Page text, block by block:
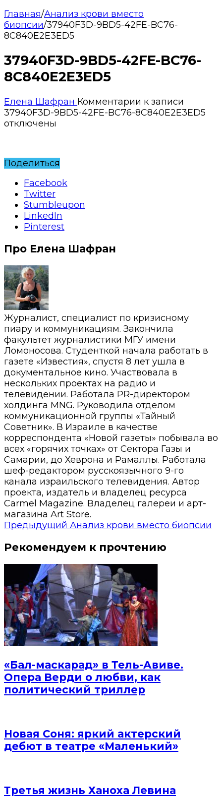
Главная/Анализ крови вместо
биопсии/37940F3D-9BD5-42FE-BC76-
8C840E2E3ED5
37940F3D-9BD5-42FE-BC76-
8C840E2E3ED5
Елена Шафран Комментарии к записи
37940F3D-9BD5-42FE-BC76-8C840E2E3ED5
отключены
Поделиться
Facebook
Twitter
Stumbleupon
LinkedIn
Pinterest
Про Елена Шафран
Журналист, специалист по кризисному
пиару и коммуникациям. Закончила
факультет журналистики МГУ имени
Ломоносова. Студенткой начала работать в
газете «Известия», спустя 8 лет ушла в
документальное кино. Участвовала в
нескольких проектах на радио и
телевидении. Работала PR-директором
холдинга MNG. Руководила отделом
коммуникационной группы «Тайный
Советник». В Израиле в качестве
корреспондента «Новой газеты» побывала во
всех «горячих точках» от Сектора Газы и
Самарии, до Хеврона и Рамаллы. Работала
шеф-редактором русскоязычного 9-го
канала израильского телевидения. Автор
проекта, издатель и владелец ресурса
Carmel Magazine. Владелец галереи и арт-
магазина Art Store.
Предыдущий Анализ крови вместо биопсии
Рекомендуем к прочтению
«Бал-маскарад» в Тель-Авиве.
Опера Верди о любви, как
политический триллер
Новая Соня: яркий актерский
дебют в театре «Маленький»
Третья жизнь Ханоха Левина